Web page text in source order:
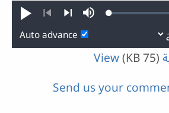
Play
PreviousNext
MuteLoaded:
Auto advance
(75 KB)
View
Send us your